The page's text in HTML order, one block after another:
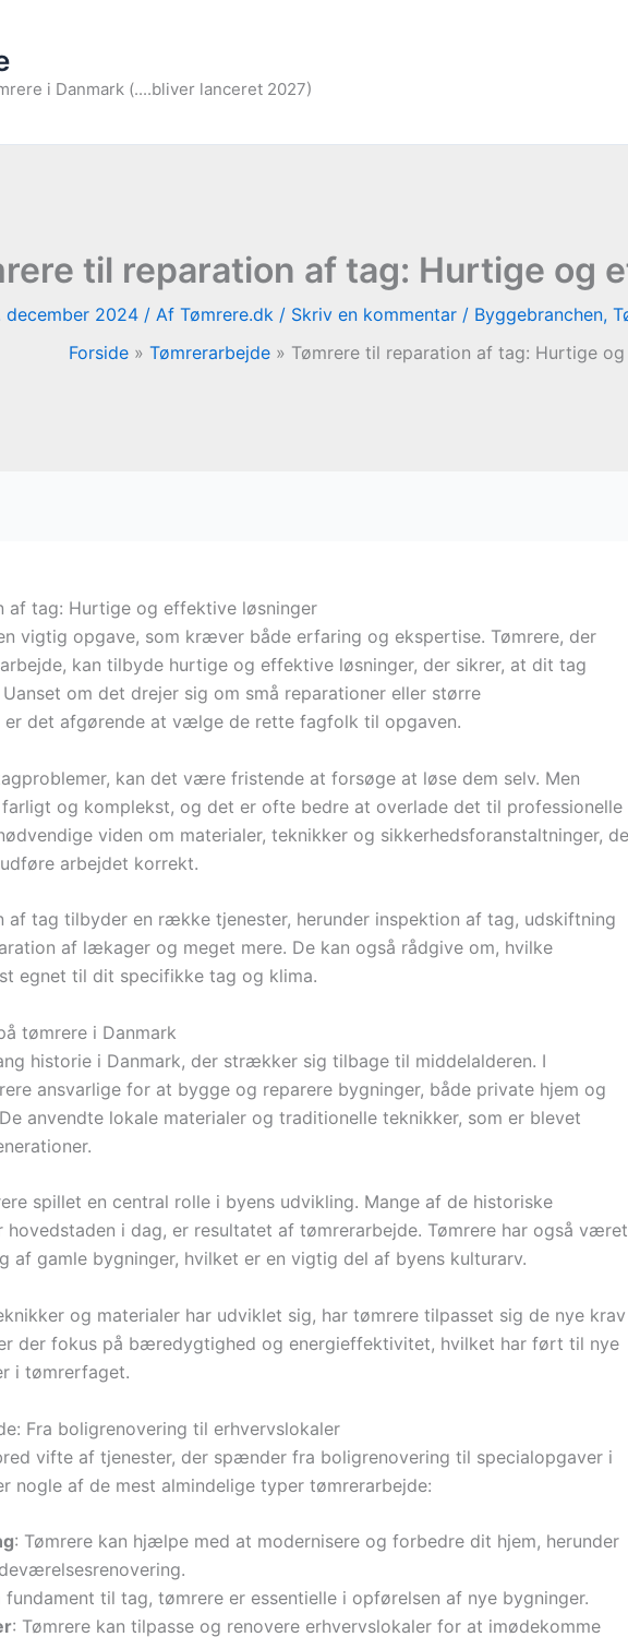
i Danmark (....bliver lanceret 2027)
til reparation af tag: Hurtige og
december 2024 / Af Tømrere.dk / Skriv en kommentar / Byggebranchen,
Forside
Tømrerarbejde Tømrere til reparation af tag: Hurtige
af tag: Hurtige og effektive løsninger
vigtig opgave, som kræver både erfaring og ekspertise. Tømrere, der
kan tilbyde hurtige og effektive løsninger, der sikrer, at dit tag
om det drejer sig om små reparationer eller større
er det afgørende at vælge de rette fagfolk til opgaven.
kan det være fristende at forsøge at løse dem selv. Men
og komplekst, og det er ofte bedre at overlade det til professionelle
viden om materialer, teknikker og sikkerhedsforanstaltninger,
arbejdet korrekt.
af tag tilbyder en række tjenester, herunder inspektion af tag, udskiftning
af lækager og meget mere. De kan også rådgive om, hvilke
egnet til dit specifikke tag og klima.
tømrere i Danmark
historie i Danmark, der strækker sig tilbage til middelalderen. I
ansvarlige for at bygge og reparere bygninger, både private hjem og
anvendte lokale materialer og traditionelle teknikker, som er blevet
spillet en central rolle i byens udvikling. Mange af de historiske
hovedstaden i dag, er resultatet af tømrerarbejde. Tømrere har også været
af gamle bygninger, hvilket er en vigtig del af byens kulturarv.
og materialer har udviklet sig, har tømrere tilpasset sig de nye krav
der fokus på bæredygtighed og energieffektivitet, hvilket har ført til nye
i tømrerfaget.
Fra boligrenovering til erhvervslokaler
vifte af tjenester, der spænder fra boligrenovering til specialopgaver i
nogle af de mest almindelige typer tømrerarbejde:
: Tømrere kan hjælpe med at modernisere og forbedre dit hjem, herunder
fundament til tag, tømrere er essentielle i opførelsen af nye bygninger.
: Tømrere kan tilpasse og renovere erhvervslokaler for at imødekomme